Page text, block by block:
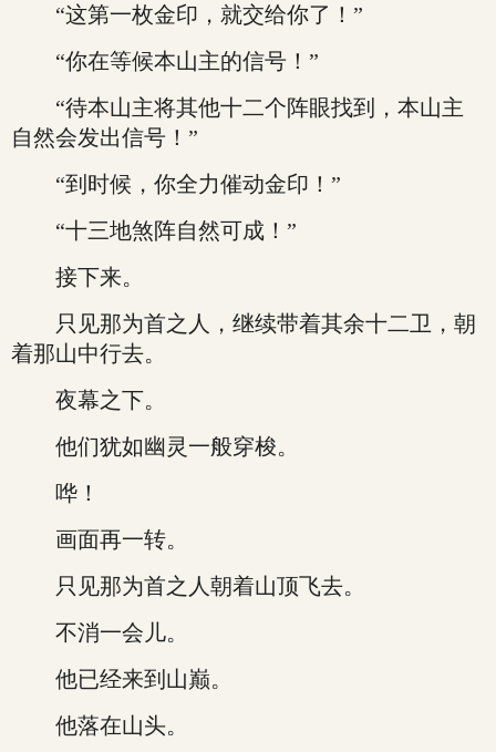
“这第一枚金印，就交给你了！”
“你在等候本山主的信号！”
“待本山主将其他十二个阵眼找到，本山主
自然会发出信号！”
“到时候，你全力催动金印！”
“十三地煞阵自然可成！”
接下来。
只见那为首之人，继续带着其余十二卫，朝
着那山中行去。
夜幕之下。
他们犹如幽灵一般穿梭。
哗！
画面再一转。
只见那为首之人朝着山顶飞去。
不消一会儿。
他已经来到山巅。
他落在山头。